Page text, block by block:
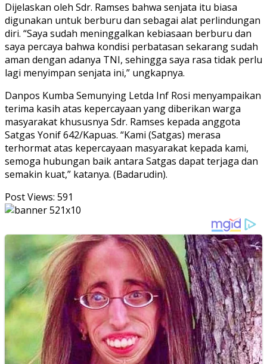
Dijelaskan oleh Sdr. Ramses bahwa senjata itu biasa
digunakan untuk berburu dan sebagai alat perlindungan
diri. “Saya sudah meninggalkan kebiasaan berburu dan
saya percaya bahwa kondisi perbatasan sekarang sudah
aman dengan adanya TNI, sehingga saya rasa tidak perlu
lagi menyimpan senjata ini,” ungkapnya.
Danpos Kumba Semunying Letda Inf Rosi menyampaikan
terima kasih atas kepercayaan yang diberikan warga
masyarakat khususnya Sdr. Ramses kepada anggota
Satgas Yonif 642/Kapuas. “Kami (Satgas) merasa
terhormat atas kepercayaan masyarakat kepada kami,
semoga hubungan baik antara Satgas dapat terjaga dan
semakin kuat,” katanya. (Badarudin).
Post Views: 591